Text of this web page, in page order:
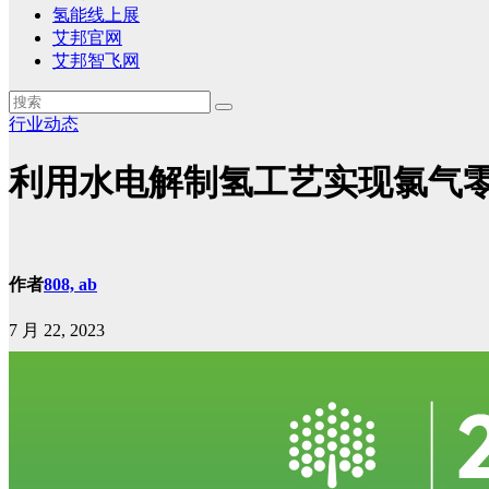
氢能线上展
艾邦官网
艾邦智飞网
行业动态
利用水电解制氢工艺实现氯气
作者808, ab
7 月 22, 2023